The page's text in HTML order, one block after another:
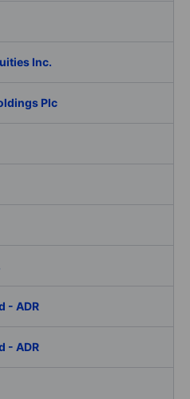
Inc.
Plc
- ADR
- ADR